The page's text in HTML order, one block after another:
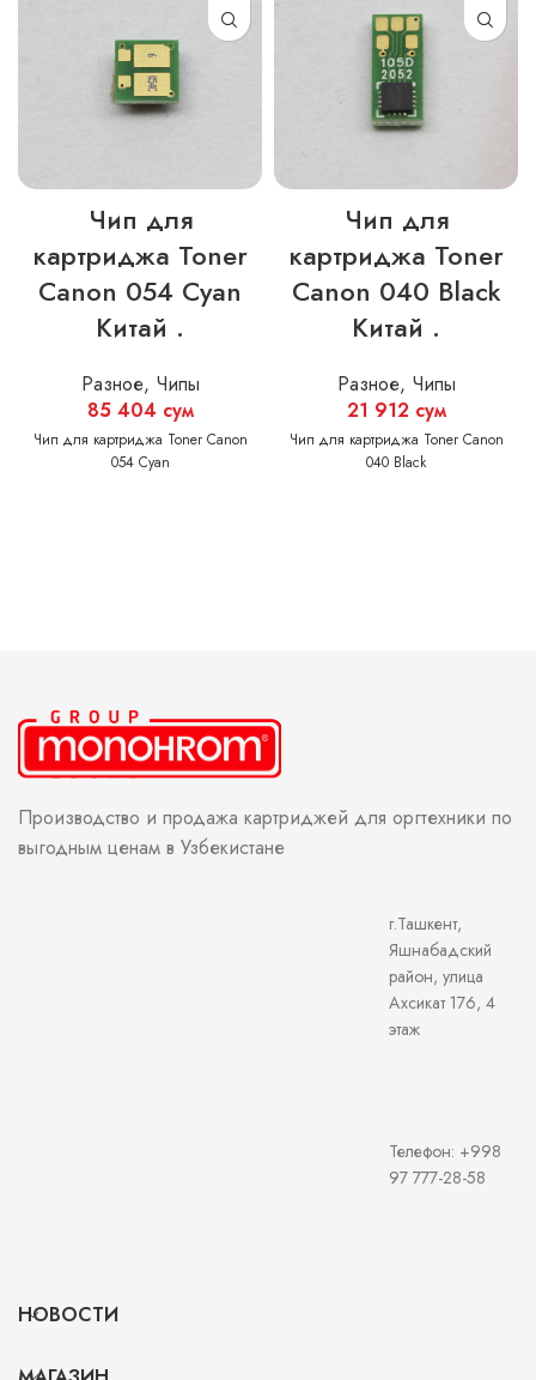
Чип для
картриджа Toner
Canon 054 Cyan
Китай .
Разное, Чипы
85 404 сум
Чип для картриджа Toner Canon
054 Cyan
Чип для
картриджа Toner
Canon 040 Black
Китай .
Разное, Чипы
21 912 сум
Чип для картриджа Toner Canon
040 Black
Производство и продажа картриджей для оргтехники по
выгодным ценам в Узбекистане
г.Ташкент,
Яшнабадский
район, улица
Ахсикат 176, 4
этаж
Телефон: +998
97 777-28-58
НОВОСТИ